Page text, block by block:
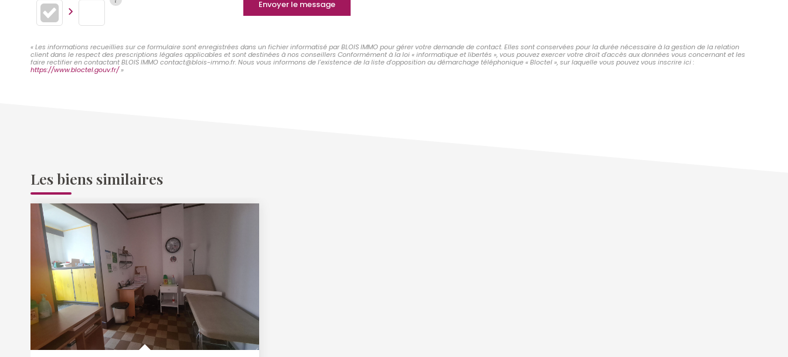
Envoyer le message
« Les informations recueillies sur ce formulaire sont enregistrées dans un fichier informatisé par BLOIS IMMO pour gérer votre demande de contact. Elles sont conservées pour la durée nécessaire à la gestion de la relation
client dans le respect des prescriptions légales applicables et sont destinées à nos conseillers Conformément à la loi « informatique et libertés », vous pouvez exercer votre droit d'accès aux données vous concernant et les
faire rectifier en contactant BLOIS IMMO contact@blois-immo.fr. Nous vous informons de l'existence de la liste d'opposition au démarchage téléphonique « Bloctel », sur laquelle vous pouvez vous inscrire ici :
https://www.bloctel.gouv.fr/»
Les biens similaires